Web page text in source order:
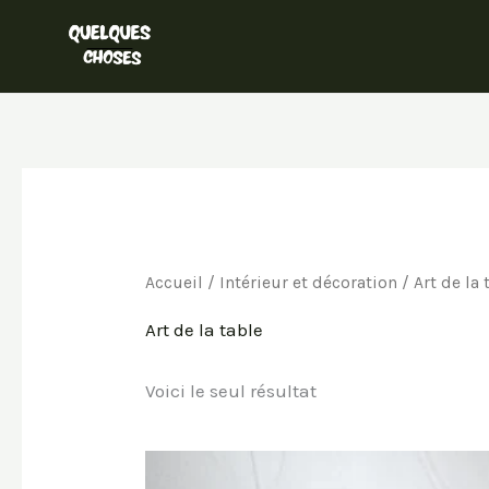
Accueil / Intérieur et décoration / Art de la
Art de la table
Voici le seul résultat